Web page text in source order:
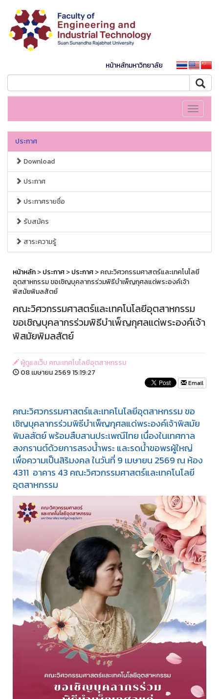
หน้าหลักมหาวิทยาลัย
Toggle
ประกาศ
Download
ประกาศ
ประกาศรายชื่อ
รับสมัคร
สาระความรู้
หน้าหลัก>ประกาศ>ประกาศ> คณะวิศวกรรมศาสตร์และเทคโนโลยี
อุตสาหกรรม ขอเชิญบุคลากรร่วมพิธีบำเพ็ญกุศลแด่พระองค์เจ้า
พิสมัยพิมลสัตย์
คณะวิศวกรรมศาสตร์และเทคโนโลยีอุตสาหกรรม
ขอเชิญบุคลากรร่วมพิธีบำเพ็ญกุศลแด่พระองค์เจ้า
พิสมัยพิมลสัตย์
ผู้ดูแลเว็บ คณะเทคโนโลยีอุตสาหกรรม
08 เมษายน 2569 15:19:27
Email
คณะวิศวกรรมศาสตร์และเทคโนโลยีอุตสาหกรรม ขอ
เชิญบุคลากรร่วมพิธีบำเพ็ญกุศลแด่พระองค์เจ้าพิสมัย
พิมลสัตย์ พร้อมสืบสานประเพณีไทย เนื่องในเทศกาล
สงกรานต์ด้วยการสรงน้ำพระ และรดน้ำขอพรผู้ใหญ่
เพื่อความเป็นสิริมงคล ในวันที่ 9 เมษายน 2569 ณ ห้อง
4311 อาคาร 43 คณะวิศวกรรมศาสตร์และเทคโนโลยี
อุตสาหกรรม